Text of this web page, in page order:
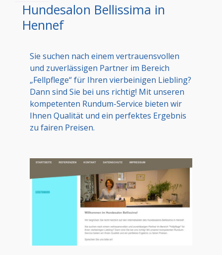
Hundesalon Bellissima in
Hennef
Sie suchen nach einem vertrauensvollen
und zuverlässigen Partner im Bereich
„Fellpflege“ für Ihren vierbeinigen Liebling?
Dann sind Sie bei uns richtig! Mit unseren
kompetenten Rundum-Service bieten wir
Ihnen Qualität und ein perfektes Ergebnis
zu fairen Preisen.